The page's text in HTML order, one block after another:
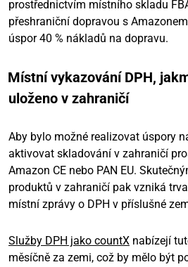
prostřednictvím místního skladu
přeshraniční dopravou s
úspor 40 % nákladů na dopravu.
Místní vykazování DPH,
uloženo v zahraničí
Aby bylo možné realizovat úspory
aktivovat skladování v zahraničí
Amazon CE nebo PAN EU.
produktů v zahraničí pak vzniká
místní zprávy o DPH v příslušné
Služby DPH jako countX nabízejí
měsíčně za zemi, což by mělo být